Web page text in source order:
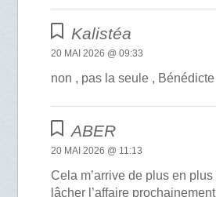
Kalistéa
20 MAI 2026 @ 09:33
non , pas la seule ,
ABER
20 MAI 2026 @ 11:13
Cela m’arrive de plus en
lâcher l’affaire